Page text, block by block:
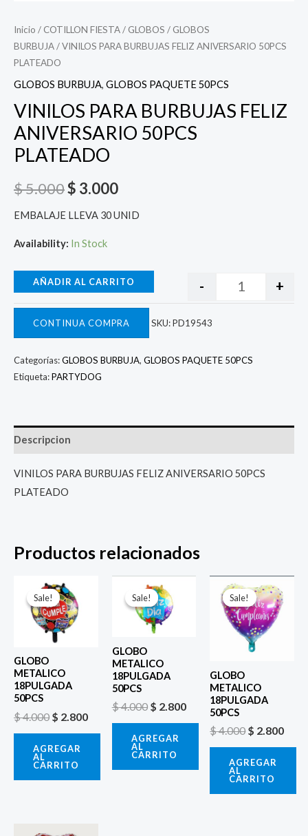
Inicio / COTILLON FIESTA/ GLOBOS / GLOBOS
BURBUJA/ VINILOS PARA BURBUJAS FELIZ ANIVERSARIO 50PCS
PLATEADO
GLOBOS BURBUJA, GLOBOS PAQUETE 50PCS
VINILOS PARA BURBUJAS FELIZ
ANIVERSARIO 50PCS
PLATEADO
$5.000$ 3.000
EMBALAJE LLEVA 30 UNID
Availability: In Stock
- +
AÑADIR AL CARRITO
CONTINUA COMPRA SKU:PD19543
Categorías:GLOBOS BURBUJA, GLOBOS PAQUETE 50PCS
Etiqueta:PARTYDOG
Descripcion
VINILOS PARA BURBUJAS FELIZ ANIVERSARIO 50PCS
PLATEADO
Productos relacionados
Sale!
Sale!
GLOBO
METALICO
18PULGADA
50PCS
$4.000
El
precio
original
era:
$ 4.000.
$ 2.800
AGREGAR
AL
CARRITO
Sale!
Sale!
GLOBO
METALICO
18PULGADA
50PCS
$4.000
precio
original
era:
$ 4.000.
$ 2.800
AGREGAR
AL
CARRITO
Sale!
Sale!
GLOBO
METALICO
18PULGADA
50PCS
$4.000
precio
original
era:
$ 4.000.
$ 2.800
AGREGAR
AL
CARRITO